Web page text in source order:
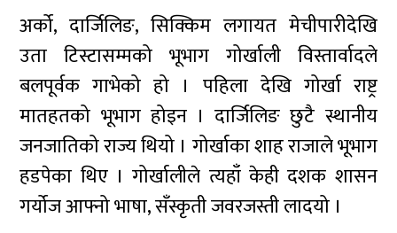
अर्को, दार्जिलिङ, सिक्किम लगायत मेचीपारीदेखि
उता टिस्टासम्मको भूभाग गोर्खाली विस्तार्वादले
बलपूर्वक गाभेको हो । पहिला देखि गोर्खा राष्ट्र
मातहतको भूभाग होइन । दार्जिलिङ छुटै स्थानीय
जनजातिको राज्य थियो । गोर्खाका शाह राजाले भूभाग
हडपेका थिए । गोर्खालीले त्यहाँ केही दशक शासन
गर्योज आफ्नो भाषा, सँस्कृती जवरजस्ती लादयो ।